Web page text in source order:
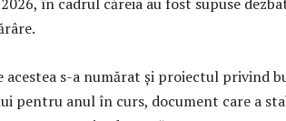
acestea s-a numărat și proiectul privind
pentru anul în curs, document care a